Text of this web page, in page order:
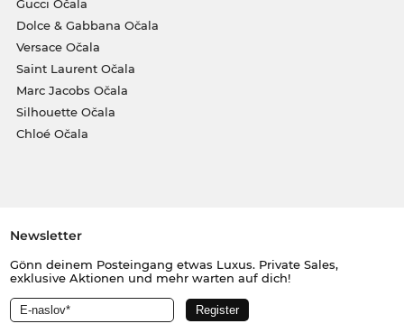
Gucci Očala
Dolce & Gabbana Očala
Versace Očala
Saint Laurent Očala
Marc Jacobs Očala
Silhouette Očala
Chloé Očala
Newsletter
Gönn deinem Posteingang etwas Luxus. Private Sales,
exklusive Aktionen und mehr warten auf dich!